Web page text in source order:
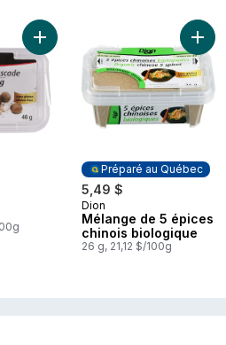
biologique au panier
Ajouter Muscade au panier
Préparé au Québec
5,49 $
Préparé au Québec
Dion
Mélange de 5 épices
chinois biologique
26 g, 21,12 $/100g